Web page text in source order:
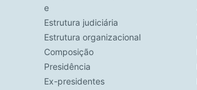
e
Estrutura judiciária
Estrutura organizacional
Composição
Presidência
Ex-presidentes